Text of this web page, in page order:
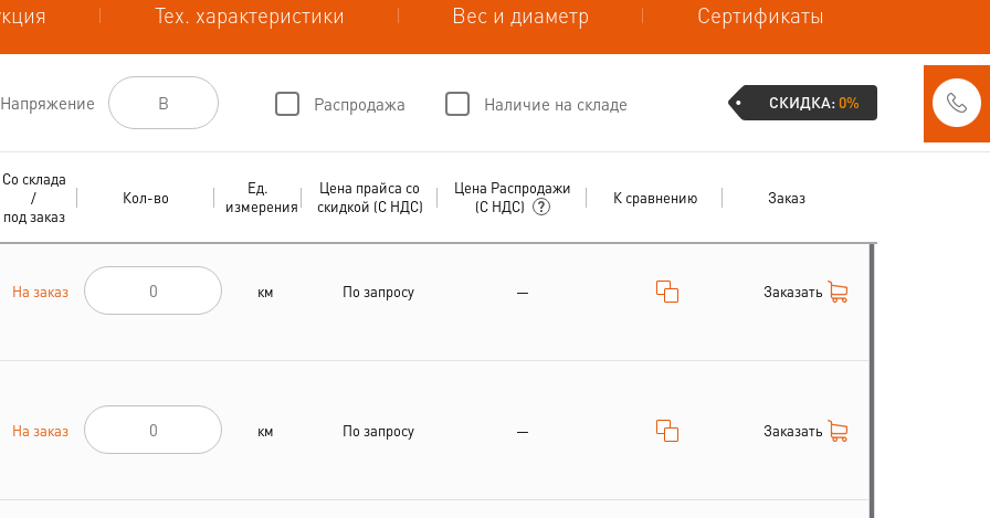
Тех. характеристики Вес и диаметр Сертификаты
Напряжение Распродажа Наличие на складе СКИДКА:0%
Со склада
/
под заказ
Кол-во
Ед.
измерения
Цена прайса со
скидкой (С НДС)
Цена Распродажи
(С НДС)
К сравнению Заказ
На заказ км По запросу — Заказать
На заказ км По запросу — Заказать